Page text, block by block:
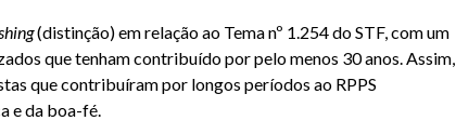
(distinção) em relação ao Tema nº 1.254 do STF, com um
que tenham contribuído por pelo menos 30 anos. Assim,
que contribuíram por longos períodos ao RPPS
e da boa-fé.